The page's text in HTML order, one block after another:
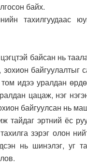
байх.
тахилгуудаас
байсан нь
зохион
идээ уралдан
цацаж, нэг
байгуулсан нь
тайдаг эртний ёс
зэрэг олон
нь шинэлэг, уг